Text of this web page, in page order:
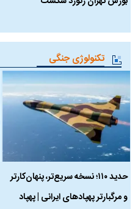
تکنولوژی جنگی
حدید ۱۱۰؛ نسخه سریع‌تر، پنهان‌کارتر
و مرگبارتر پهپادهای ایرانی | پهپاد